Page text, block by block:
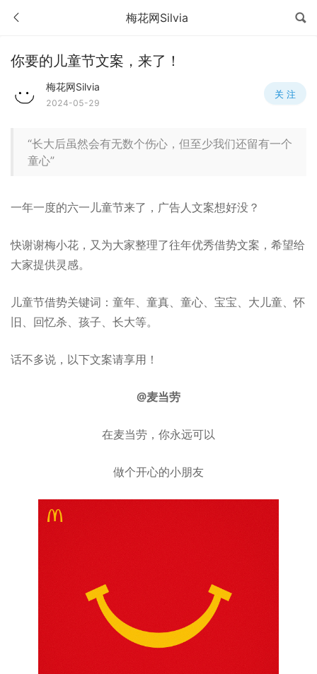
梅花网Silvia
你要的儿童节文案，来了！
梅花网Silvia
2024-05-29
关 注
“长大后虽然会有无数个伤心，但至少我们还留有一个
童心”
一年一度的六一儿童节来了，广告人文案想好没？
快谢谢梅小花，又为大家整理了往年优秀借势文案，希望给
大家提供灵感。
儿童节借势关键词：童年、童真、童心、宝宝、大儿童、怀
旧、回忆杀、孩子、长大等。
话不多说，以下文案请享用！
@麦当劳
在麦当劳，你永远可以
做个开心的小朋友